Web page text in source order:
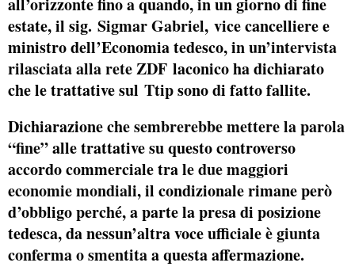
estate, il sig. Sigmar Gabriel, vice cancelliere e
ministro dell’Economia tedesco, in un’intervista
rilasciata alla rete ZDF laconico ha dichiarato
che le trattative sul Ttipsono di fatto fallite.
Dichiarazione chesembrerebbe mettere la parola
“fine”alle trattative su questo controverso
accordo commerciale trale due maggiori
economie mondiali, il condizionale rimane però
d’obbligo perché, a parte la presa di posizione
tedesca, da nessun’altra voce ufficialeè giunta
conferma o smentitaa questa affermazione.